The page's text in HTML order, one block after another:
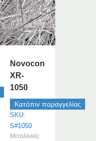
Novocon
XR-
1050
Κατόπιν παραγγελίας
SKU:
S#1050
Μεταλλικές